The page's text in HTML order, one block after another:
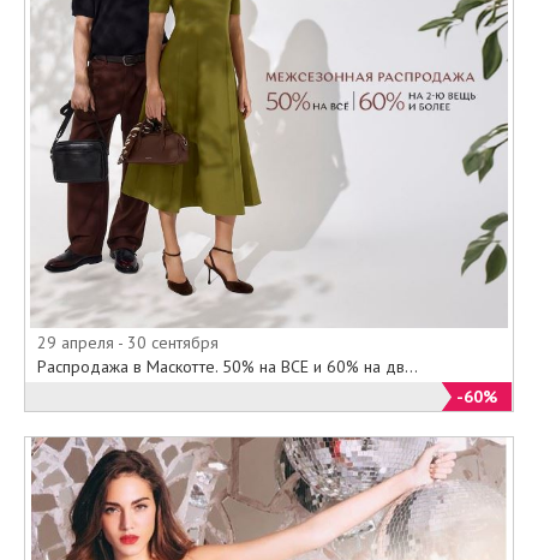
29 апреля - 30 сентября
Распродажа в Маскотте. 50% на ВСЕ и 60% на дв...
-60%